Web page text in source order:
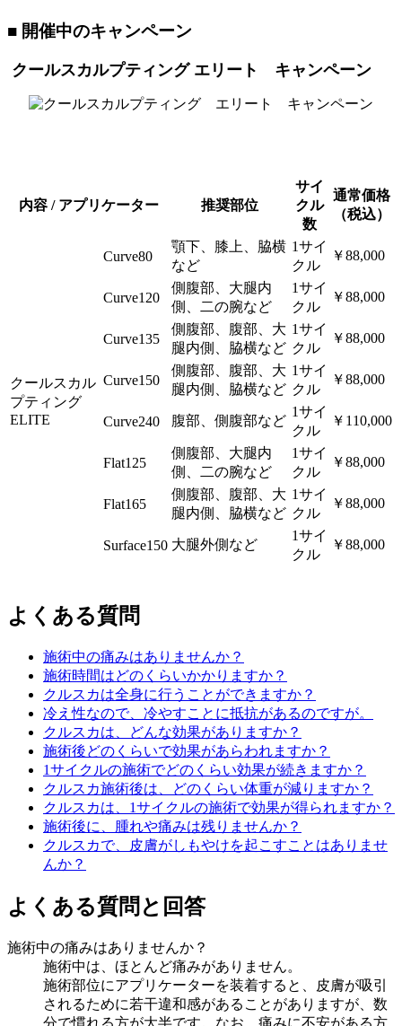
■ 開催中のキャンペーン
クールスカルプティング エリート キャンペーン
内容 / アプリケーター 推奨部位
サイ
クル
数
通常価格
（税込）
クールスカル
プティング
ELITE
Curve80
顎下、膝上、脇横
など
1サイ
クル
￥88,000
Curve120
側腹部、大腿内
側、二の腕など
1サイ
クル
￥88,000
Curve135
側腹部、腹部、大
腿内側、脇横など
1サイ
クル
￥88,000
Curve150
側腹部、腹部、大
腿内側、脇横など
1サイ
クル
￥88,000
Curve240 腹部、側腹部など
1サイ
クル
￥110,000
Flat125
側腹部、大腿内
側、二の腕など
1サイ
クル
￥88,000
Flat165
側腹部、腹部、大
腿内側、脇横など
1サイ
クル
￥88,000
Surface150 大腿外側など
1サイ
クル
￥88,000
よくある質問
施術中の痛みはありませんか？
施術時間はどのくらいかかりますか？
クルスカは全身に行うことができますか？
冷え性なので、冷やすことに抵抗があるのですが。
クルスカは、どんな効果がありますか？
施術後どのくらいで効果があらわれますか？
1サイクルの施術でどのくらい効果が続きますか？
クルスカ施術後は、どのくらい体重が減りますか？
クルスカは、1サイクルの施術で効果が得られますか？
施術後に、腫れや痛みは残りませんか？
クルスカで、皮膚がしもやけを起こすことはありませ
んか？
よくある質問と回答
施術中の痛みはありませんか？
施術中は、ほとんど痛みがありません。
施術部位にアプリケーターを装着すると、皮膚が吸引
されるために若干違和感があることがありますが、数
分で慣れる方が大半です。なお、痛みに不安がある方